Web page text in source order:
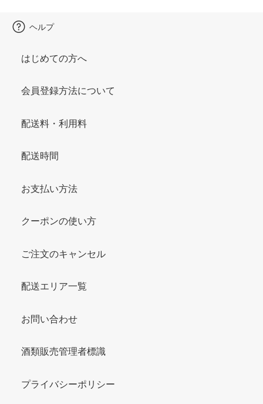
ヘルプ
はじめての方へ
会員登録方法について
配送料・利用料
配送時間
お支払い方法
クーポンの使い方
ご注文のキャンセル
配送エリア一覧
お問い合わせ
酒類販売管理者標識
プライバシーポリシー